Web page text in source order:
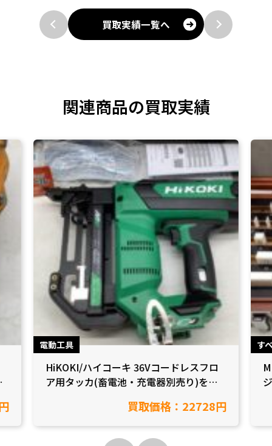
買取実績一覧へ
関連商品の買取実績
電動工具
HiKOKI/ハイコーキ 36Vコードレスフロ
ア用タッカ(畜電池・充電器別売り)を買
買取価格：22728円
す